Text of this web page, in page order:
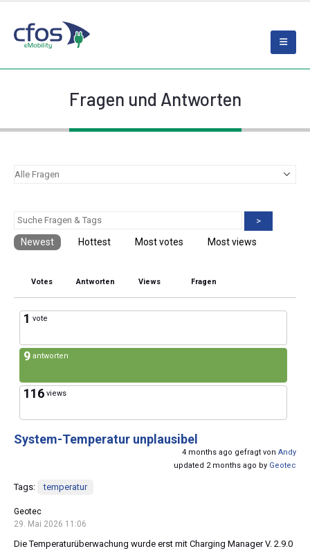
Fragen und Antworten
>
Newest Hottest Most votes Most views
Votes Antworten Views Fragen
1 vote
9 antworten
116 views
System-Temperatur unplausibel
4 months ago gefragt von Andy
updated 2 months ago by Geotec
Tags: temperatur
Geotec
29. Mai 2026 11:06
Die Temperaturüberwachung wurde erst mit Charging Manager V. 2.9.0